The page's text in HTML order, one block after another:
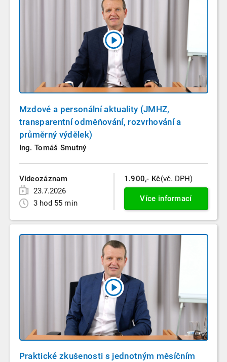
Mzdové a personální aktuality (JMHZ,
transparentní odměňování, rozvrhování a
průměrný výdělek)
Ing. Tomáš Smutný
Videozáznam
23.7.2026
3 hod 55 min
1.900,- Kč(vč. DPH)
Více informací
Praktické zkušenosti s jednotným měsíčním